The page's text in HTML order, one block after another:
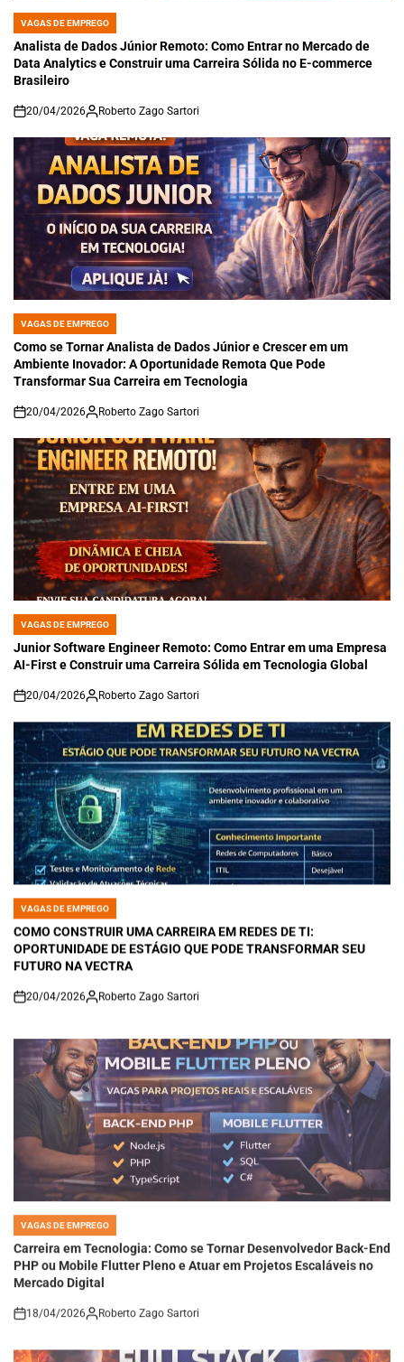
POSTED
IN
VAGAS DE EMPREGO
Analista de Dados Júnior Remoto: Como Entrar no Mercado de
Data Analytics e Construir uma Carreira Sólida no E-commerce
Brasileiro
on
20/04/2026 Roberto Zago Sartori
POSTED
IN
VAGAS DE EMPREGO
Como se Tornar Analista de Dados Júnior e Crescer em um
Ambiente Inovador: A Oportunidade Remota Que Pode
Transformar Sua Carreira em Tecnologia
on
20/04/2026 Roberto Zago Sartori
POSTED
IN
VAGAS DE EMPREGO
Junior Software Engineer Remoto: Como Entrar em uma Empresa
AI-First e Construir uma Carreira Sólida em Tecnologia Global
on
20/04/2026 Roberto Zago Sartori
POSTED
IN
VAGAS DE EMPREGO
COMO CONSTRUIR UMA CARREIRA EM REDES DE TI:
OPORTUNIDADE DE ESTÁGIO QUE PODE TRANSFORMAR SEU
FUTURO NA VECTRA
on
20/04/2026 Roberto Zago Sartori
POSTED
INCarreira em Tecnologia: Como se Tornar Desenvolvedor Back-End
PHP ou Mobile Flutter Pleno e Atuar em Projetos Escaláveis no
Mercado Digital